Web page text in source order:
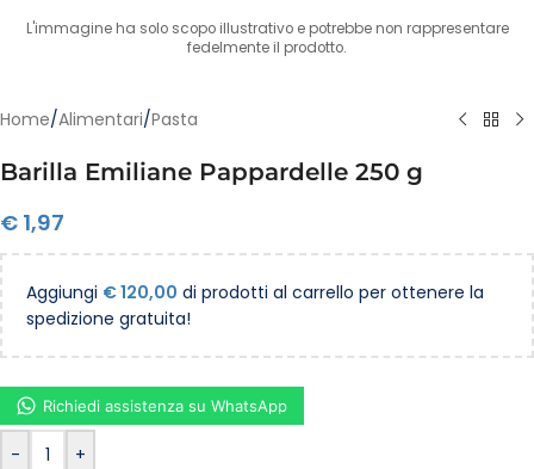
L'immagine ha solo scopo illustrativo e potrebbe non rappresentare
fedelmente il prodotto.
Home/Alimentari/Pasta
Barilla Emiliane Pappardelle 250 g
€ 1,97
Aggiungi €120,00 di prodotti al carrello per ottenere la
spedizione gratuita!
- +
Richiedi assistenza su WhatsApp